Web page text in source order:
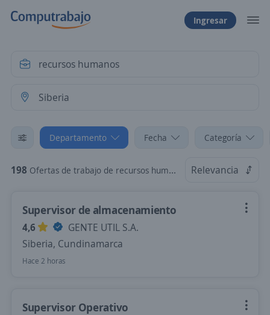
Ingresar
Departamento Fecha Categoría
198 Ofertas de trabajo de recursos humanos en Siberia, Cundinamarca Relevancia
Supervisor de almacenamiento
4,6
GENTE UTIL S.A.
Siberia, Cundinamarca
Hace 2 horas
Supervisor Operativo